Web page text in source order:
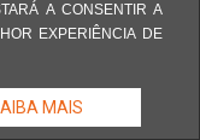
A CONSENTIR A
EXPERIÊNCIA DE
MAIS